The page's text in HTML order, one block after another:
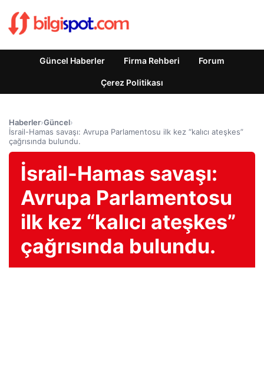
Güncel Haberler Firma Rehberi Forum
Çerez Politikası
Haberler›Güncel›
İsrail-Hamas savaşı: Avrupa Parlamentosu ilk kez “kalıcı ateşkes”
çağrısında bulundu.
İsrail-Hamas savaşı:
Avrupa Parlamentosu
ilk kez “kalıcı ateşkes”
çağrısında bulundu.